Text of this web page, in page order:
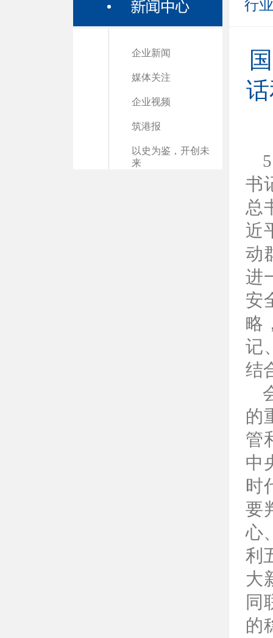
企业新闻
媒体关注
企业视频
筑港报
以史为鉴，开创未
来
行
书
总
近
动
进
安
略
记
结
的
管
中
时
要
心
利
大
同
的